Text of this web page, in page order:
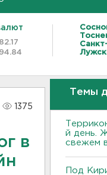
82.17
94.84
1375
в
Темы
й день.
свежем
Под